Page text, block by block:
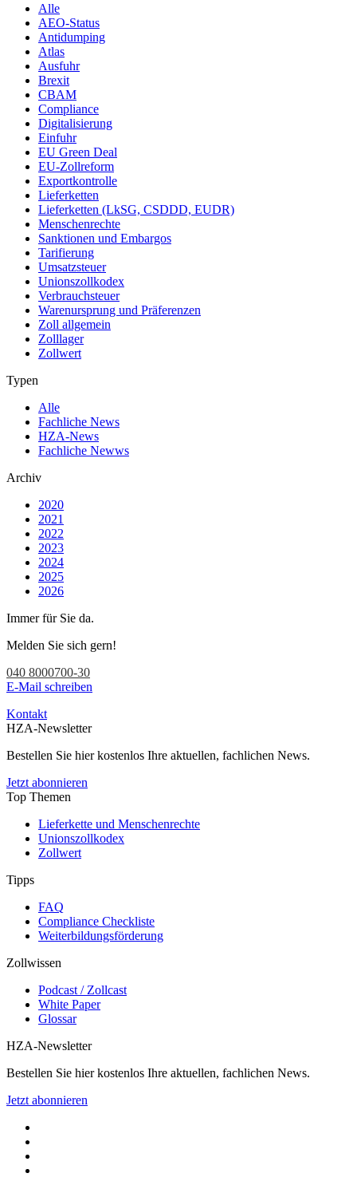
Alle
AEO-Status
Antidumping
Atlas
Ausfuhr
Brexit
CBAM
Compliance
Digitalisierung
Einfuhr
EU Green Deal
EU-Zollreform
Exportkontrolle
Lieferketten
Lieferketten (LkSG, CSDDD, EUDR)
Menschenrechte
Sanktionen und Embargos
Tarifierung
Umsatzsteuer
Unionszollkodex
Verbrauchsteuer
Warenursprung und Präferenzen
Zoll allgemein
Zolllager
Zollwert
Typen
Alle
Fachliche News
HZA-News
Fachliche Newws
Archiv
2020
2021
2022
2023
2024
2025
2026
Immer für Sie da.
Melden Sie sich gern!
040 8000700-30
E-Mail schreiben
Kontakt
HZA-Newsletter
Bestellen Sie hier kostenlos Ihre aktuellen, fachlichen News.
Jetzt abonnieren
Top Themen
Lieferkette und Menschenrechte
Unionszollkodex
Zollwert
Tipps
FAQ
Compliance Checkliste
Weiterbildungsförderung
Zollwissen
Podcast / Zollcast
White Paper
Glossar
HZA-Newsletter
Bestellen Sie hier kostenlos Ihre aktuellen, fachlichen News.
Jetzt abonnieren